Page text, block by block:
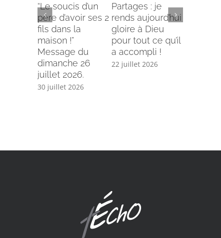
“Le soucis d’un
père d’avoir ses 2
fils dans la
maison !”
Message du
dimanche 26
juillet 2026.
30 juillet 2026
Partages : je
rends aujourd’hui
gloire à Dieu
pour tout ce qu’il
a accompli !
22 juillet 2026